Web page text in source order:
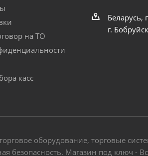
на ТО
касс
Беларусь,
г.
оборудование, торговые
безопасность. Магазин под ключ -